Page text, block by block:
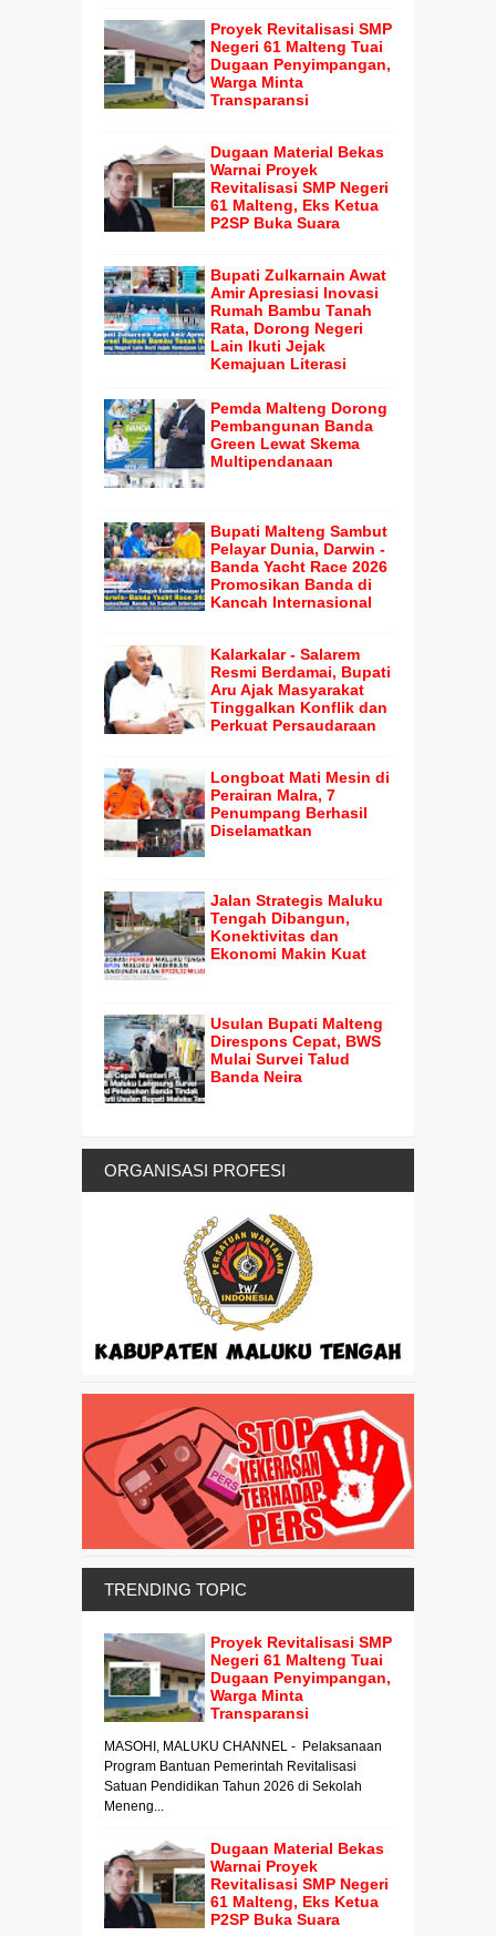
Proyek Revitalisasi SMP
Negeri 61 Malteng Tuai
Dugaan Penyimpangan,
Warga Minta
Transparansi
Dugaan Material Bekas
Warnai Proyek
Revitalisasi SMP Negeri
61 Malteng, Eks Ketua
P2SP Buka Suara
Bupati Zulkarnain Awat
Amir Apresiasi Inovasi
Rumah Bambu Tanah
Rata, Dorong Negeri
Lain Ikuti Jejak
Kemajuan Literasi
Pemda Malteng Dorong
Pembangunan Banda
Green Lewat Skema
Multipendanaan
Bupati Malteng Sambut
Pelayar Dunia, Darwin -
Banda Yacht Race 2026
Promosikan Banda di
Kancah Internasional
Kalarkalar - Salarem
Resmi Berdamai, Bupati
Aru Ajak Masyarakat
Tinggalkan Konflik dan
Perkuat Persaudaraan
Longboat Mati Mesin di
Perairan Malra, 7
Penumpang Berhasil
Diselamatkan
Jalan Strategis Maluku
Tengah Dibangun,
Konektivitas dan
Ekonomi Makin Kuat
Usulan Bupati Malteng
Direspons Cepat, BWS
Mulai Survei Talud
Banda Neira
ORGANISASI PROFESI
TRENDING TOPIC
Proyek Revitalisasi SMP
Negeri 61 Malteng Tuai
Dugaan Penyimpangan,
Warga Minta
Transparansi
MASOHI, MALUKU CHANNEL - Pelaksanaan
Program Bantuan Pemerintah Revitalisasi
Satuan Pendidikan Tahun 2026 di Sekolah
Meneng...
Dugaan Material Bekas
Warnai Proyek
Revitalisasi SMP Negeri
61 Malteng, Eks Ketua
P2SP Buka Suara